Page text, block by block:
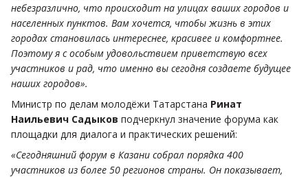
небезразлично, что происходит на улицах ваших городов и
населенных пунктов. Вам хочется, чтобы жизнь в этих
городах становилась интереснее, красивее и комфортнее.
Поэтому я с особым удовольствием приветствую всех
участников и рад, что именно вы сегодня создаете будущее
наших городов».
Министр по делам молодёжи Татарстана Ринат
Наильевич Садыков подчеркнул значение форума как
площадки для диалога и практических решений:
«Сегодняшний форум в Казани собрал порядка 400
участников из более 50 регионов страны. Он показывает,